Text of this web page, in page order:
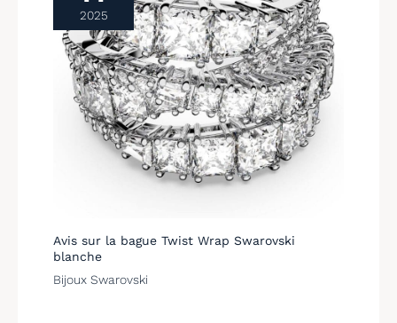
époustouflant : ce
somptueux
pendentif à la forme
audacieuse égaiera
vos tenues de
soirées Articles
livrés : 1 x Pendentif
Swarovski collection
Curiosa, 80 cm,
taille géométrique,
cristaux roses,
boîte à bijoux
2025
Avis sur la bague Twist Wrap Swarovski
blanche
Bijoux Swarovski